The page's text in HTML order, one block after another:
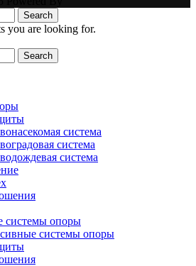
Search
you are looking for.
Search
система
система
система
системы опоры
системы опоры